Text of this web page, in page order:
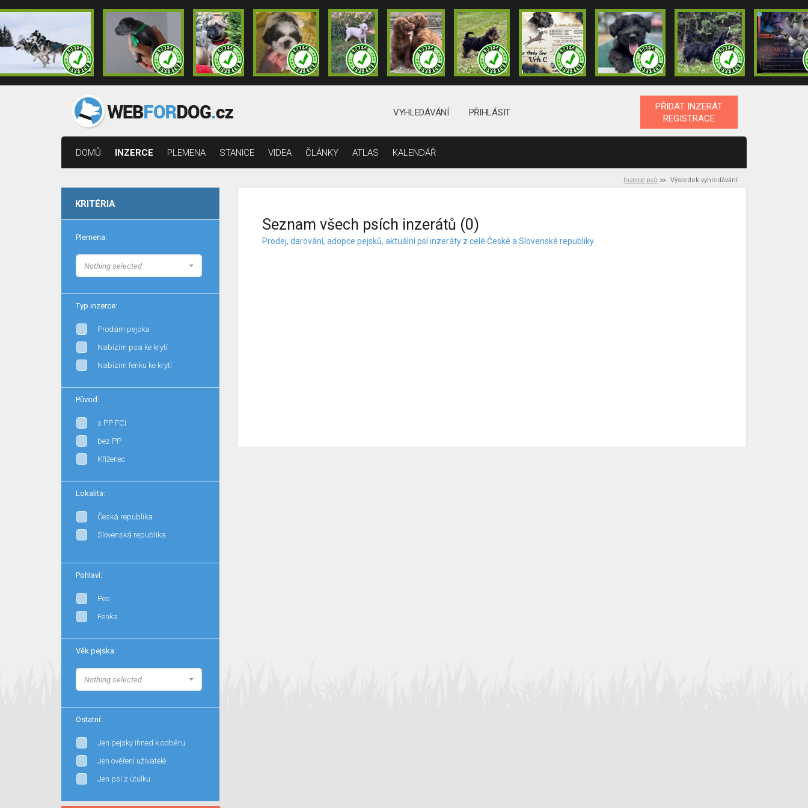
VYHLEDÁVÁNÍ PŘIHLÁSIT
PŘIDAT INZERÁT
REGISTRACE
DOMŮ INZERCE PLEMENA STANICE VIDEA ČLÁNKY ATLAS KALENDÁŘ
Inzerce psů Výsledek vyhledávání
KRITÉRIA
Plemena:
Nothing selected
Typ inzerce:
Prodám pejska
Nabízím psa ke krytí
Nabízím fenku ke krytí
Původ:
s PP FCI
bez PP
Kříženec
Lokalita:
Česká republika
Slovenská republika
Pohlaví:
Pes
Fenka
Věk pejska:
Nothing selected
Ostatní:
Jen pejsky ihned k odběru
Jen ověření uživatelé
Jen psi z útulku
Seznam všech psích inzerátů (0)
Prodej, darování, adopce pejsků, aktuální psí inzeráty z celé České a Slovenské republiky